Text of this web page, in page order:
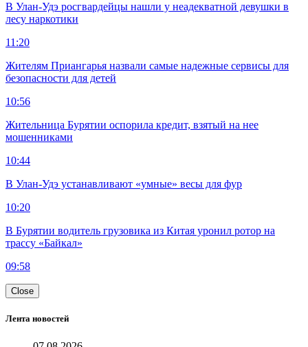
В Улан-Удэ росгвардейцы нашли у неадекватной девушки в
лесу наркотики
11:20
Жителям Приангарья назвали самые надежные сервисы для
безопасности для детей
10:56
Жительница Бурятии оспорила кредит, взятый на нее
мошенниками
10:44
В Улан-Удэ устанавливают «умные» весы для фур
10:20
В Бурятии водитель грузовика из Китая уронил ротор на
трассу «Байкал»
09:58
Close
Лента новостей